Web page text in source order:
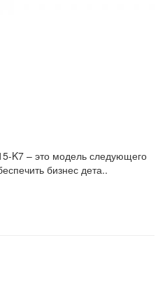
K7 – это модель следующего
бизнес дета..